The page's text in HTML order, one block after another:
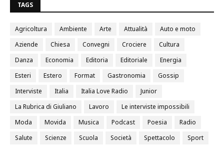
TAGS
Agricoltura Ambiente Arte Attualità
Auto e moto
Aziende
Chiesa Convegni Crociere
Cultura
Danza
Economia Editoria Editoriale
Energia
Esteri
Estero Format Gastronomia
Gossip
Interviste
Italia Italia Love Radio
Junior
La Rubrica di Giuliano
Lavoro
Le interviste impossibili
Moda
Movida Musica Podcast Poesia
Radio
Salute
Scienze Scuola Società Spettacolo
Sport